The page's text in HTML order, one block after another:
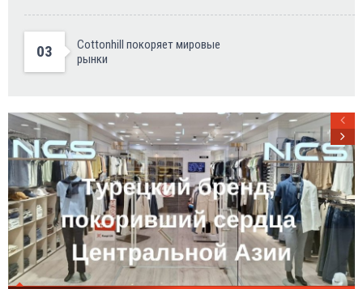
03
Cottonhill покоряет мировые
рынки